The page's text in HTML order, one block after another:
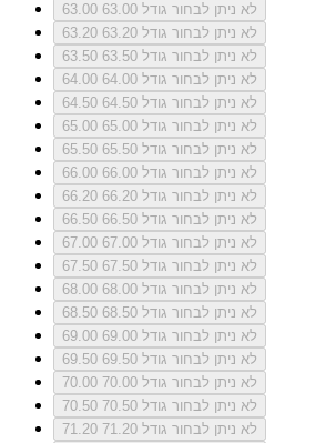
63.00
לא ניתן לבחור גודל 63.00
63.20
לא ניתן לבחור גודל 63.20
63.50
לא ניתן לבחור גודל 63.50
64.00
לא ניתן לבחור גודל 64.00
64.50
לא ניתן לבחור גודל 64.50
65.00
לא ניתן לבחור גודל 65.00
65.50
לא ניתן לבחור גודל 65.50
66.00
לא ניתן לבחור גודל 66.00
66.20
לא ניתן לבחור גודל 66.20
66.50
לא ניתן לבחור גודל 66.50
67.00
לא ניתן לבחור גודל 67.00
67.50
לא ניתן לבחור גודל 67.50
68.00
לא ניתן לבחור גודל 68.00
68.50
לא ניתן לבחור גודל 68.50
69.00
לא ניתן לבחור גודל 69.00
69.50
לא ניתן לבחור גודל 69.50
70.00
לא ניתן לבחור גודל 70.00
70.50
לא ניתן לבחור גודל 70.50
71.20
לא ניתן לבחור גודל 71.20